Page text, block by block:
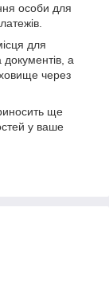
особи для
для
а
через
ще
у ваше